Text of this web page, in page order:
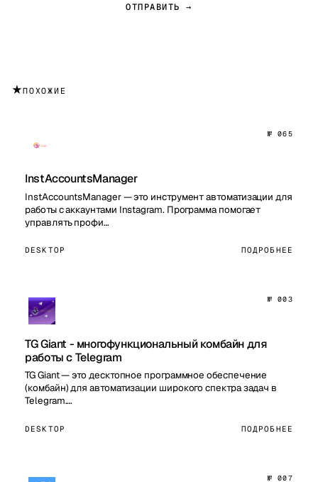
ОТПРАВИТЬ →
★ПОХОЖИЕ
№ 065
InstAccountsManager
InstAccountsManager — это инструмент автоматизации для
работы с аккаунтами Instagram. Программа помогает
управлять профи…
DESKTOP ПОДРОБНЕЕ
№ 003
TG Giant - многофункциональный комбайн для
работы с Telegram
TG Giant — это десктопное программное обеспечение
(комбайн) для автоматизации широкого спектра задач в
Telegram.…
DESKTOP ПОДРОБНЕЕ
№ 007